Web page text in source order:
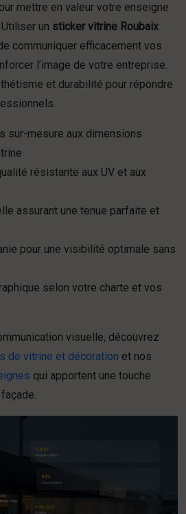
mettre en valeur votre enseigne
un sticker vitrine Roubaix
communiquer efficacement vos
l’image de votre entreprise.
et durabilité pour répondre
sur-mesure aux dimensions
résistante aux UV et aux
assurant une tenue parfaite et
pour une visibilité optimale sans
selon votre charte et vos
visuelle, découvrez
de vitrine et décoration et nos
qui apportent une touche